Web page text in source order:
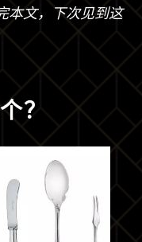
本文，下次见到这
？